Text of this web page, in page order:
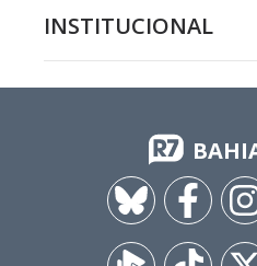
INSTITUCIONAL